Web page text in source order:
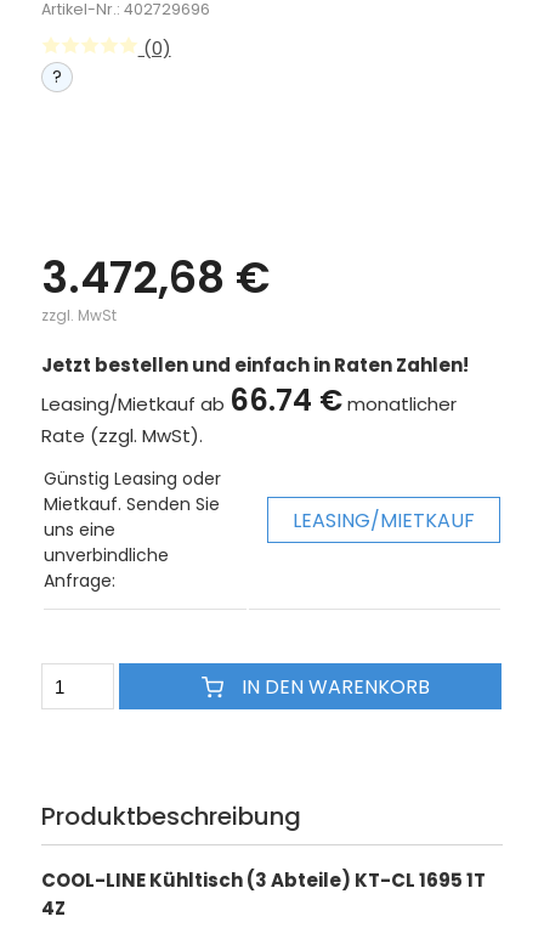
Artikel-Nr.: 402729696
(0)
?
3.472,68 €
zzgl. MwSt
Jetzt bestellen und einfach in Raten Zahlen!
Leasing/Mietkauf ab 66.74 €monatlicher
Rate (zzgl. MwSt).
Günstig Leasing oder
Mietkauf. Senden Sie
uns eine
unverbindliche
Anfrage:
LEASING/MIETKAUF
IN DEN WARENKORB
Produktbeschreibung
COOL-LINE Kühltisch (3 Abteile) KT-CL 1695 1T
4Z